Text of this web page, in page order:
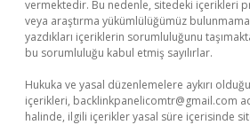
vermektedir. Bu nedenle, sitedeki içerikleri
veya araştırma yükümlülüğümüz
yazdıkları içeriklerin sorumluluğunu
bu sorumluluğu kabul etmiş sayılırlar.
Hukuka ve yasal düzenlemelere aykırı
içerikleri, backlinkpanelicomtr@gmail.com
halinde, ilgili içerikler yasal süre içerisinde